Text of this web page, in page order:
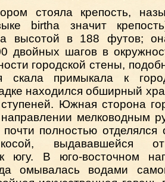
стояла крепость,
birtha значит
высотой в 188 футов;
двойных шагов в
городской стены,
скала примыкала к
находился обширный
Южная сторона
мелководным
полностью отделялся
выдававшейся от
к югу. В юго-восточном
омывалась водами